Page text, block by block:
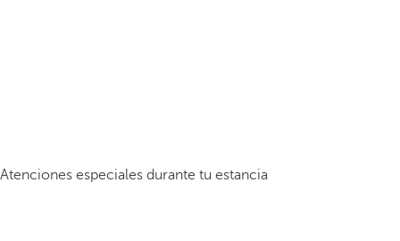
Atenciones especiales durante tu estancia